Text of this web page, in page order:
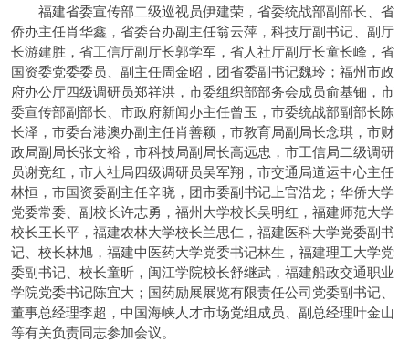
福建省委宣传部二级巡视员伊建荣，省委统战部副部长、省
侨办主任肖华鑫，省委台办副主任翁云萍，科技厅副书记、副厅
长游建胜，省工信厅副厅长郭学军，省人社厅副厅长童长峰，省
国资委党委委员、副主任周金昭，团省委副书记魏玲；福州市政
府办公厅四级调研员郑祥洪，市委组织部部务会成员俞基钿，市
委宣传部副部长、市政府新闻办主任曾玉，市委统战部副部长陈
长泽，市委台港澳办副主任肖善颖，市教育局副局长念琪，市财
政局副局长张文裕，市科技局副局长高远忠，市工信局二级调研
员谢竞红，市人社局四级调研员吴军翔，市交通局道运中心主任
林恒，市国资委副主任辛晓，团市委副书记上官浩龙；华侨大学
党委常委、副校长许志勇，福州大学校长吴明红，福建师范大学
校长王长平，福建农林大学校长兰思仁，福建医科大学党委副书
记、校长林旭，福建中医药大学党委书记林生，福建理工大学党
委副书记、校长童昕，闽江学院校长舒继武，福建船政交通职业
学院党委书记陈宜大；国药励展展览有限责任公司党委副书记、
董事总经理李超，中国海峡人才市场党组成员、副总经理叶金山
等有关负责同志参加会议。